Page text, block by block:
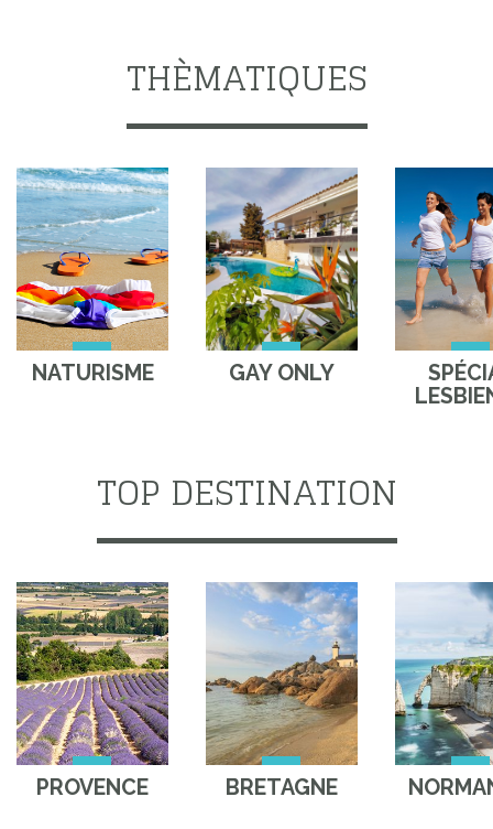
THÈMATIQUES
NATURISME GAY ONLY
TOP DESTINATION
PROVENCE BRETAGNE